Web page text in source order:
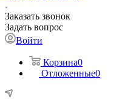
Заказать звонок
Задать вопрос
Войти
Корзина0
Отложенные0